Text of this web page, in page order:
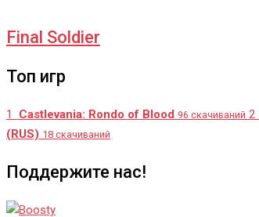
Final Soldier
Топ игр
1 Castlevania: Rondo of Blood 96 скачиваний 2
(RUS) 18 скачиваний
Поддержите нас!